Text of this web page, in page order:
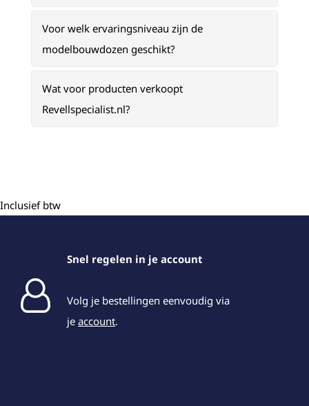
Voor welk ervaringsniveau zijn de
modelbouwdozen geschikt?
Wat voor producten verkoopt
Revellspecialist.nl?
Inclusief btw
Snel regelen in je account
Volg je bestellingen eenvoudig via
je account.